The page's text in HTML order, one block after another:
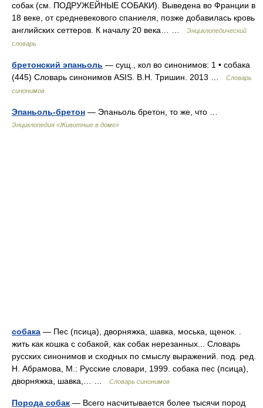
собак (см. ПОДРУЖЕЙНЫЕ СОБАКИ). Выведена во Франции в
18 веке, от средневекового спаниеля, позже добавилась кровь
английских сеттеров. К началу 20 века… …
Энциклопедический
словарь
бретонский эпаньоль — сущ., кол во синонимов: 1 • собака
(445) Словарь синонимов ASIS. В.Н. Тришин. 2013 …
Словарь
синонимов
Эпаньоль-бретон — Эпаньоль бретон, то же, что …
Энциклопедия «Животные в доме»
собака — Пес (псица), дворняжка, шавка, моська, щенок. .
жить как кошка с собакой, как собак нерезанных... Словарь
русских синонимов и сходных по смыслу выражений. под. ред.
Н. Абрамова, М.: Русские словари, 1999. собака пес (псица),
дворняжка, шавка,… …
Словарь синонимов
Порода собак — Всего насчитывается более тысячи пород